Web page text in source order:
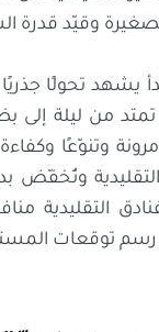
وقيّد قدرة
من ليلة إلى
وتنوّعًا
التقليدية
التقليدية
رسم توقعات